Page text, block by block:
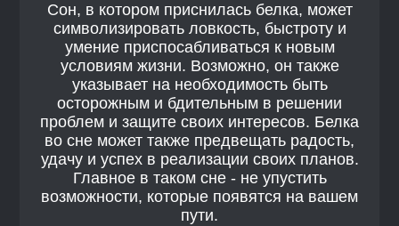
Сон, в котором приснилась белка, может
символизировать ловкость, быстроту и
умение приспосабливаться к новым
условиям жизни. Возможно, он также
указывает на необходимость быть
осторожным и бдительным в решении
проблем и защите своих интересов. Белка
во сне может также предвещать радость,
удачу и успех в реализации своих планов.
Главное в таком сне - не упустить
возможности, которые появятся на вашем
пути.